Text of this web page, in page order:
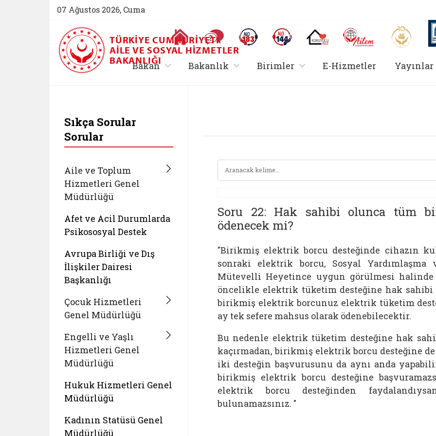
07 Ağustos 2026, Cuma
Ana Sayfa Sıkça Sorulan SorularAlo 183 (yeni sekmede açılır)Alo 144 (yeni sekmede açılır)Koruyucu Aile (yeni sekmede açılır)
AİLEM İletişim Aile ve
TÜRKIYE CUMHURIYETI
AILE VE SOSYAL HIZMETLER
BAKANLIĞI
Bakan, alt menü içerir
Bakanlık , alt menü içerir
Birimler, alt menü içerir
E-Hizmetler Yayınlar
Sıkça Sorular
Sorular
Aile ve Toplum
Hizmetleri Genel
Müdürlüğü
Afet ve Acil Durumlarda
Psikososyal Destek
Avrupa Birliği ve Dış
İlişkiler Dairesi
Başkanlığı
Çocuk Hizmetleri
Genel Müdürlüğü
Engelli ve Yaşlı
Hizmetleri Genel
Müdürlüğü
Hukuk Hizmetleri Genel
Müdürlüğü
Kadının Statüsü Genel
Müdürlüğü
Soru 22: Hak sahibi olunca tüm
ödenecek mi?
"Birikmiş elektrik borcu desteğinde cihazın
sonraki elektrik borcu, Sosyal Yardımlaşma
Mütevelli Heyetince uygun görülmesi
öncelikle elektrik tüketim desteğine hak sahibi
birikmiş elektrik borcunuz elektrik tüketim
ay tek sefere mahsus olarak ödenebilecektir.
Bu nedenle elektrik tüketim desteğine hak
kaçırmadan, birikmiş elektrik borcu desteğine
iki desteğin başvurusunu da aynı anda
birikmiş elektrik borcu desteğine
elektrik borcu desteğinden
bulunamazsınız. "